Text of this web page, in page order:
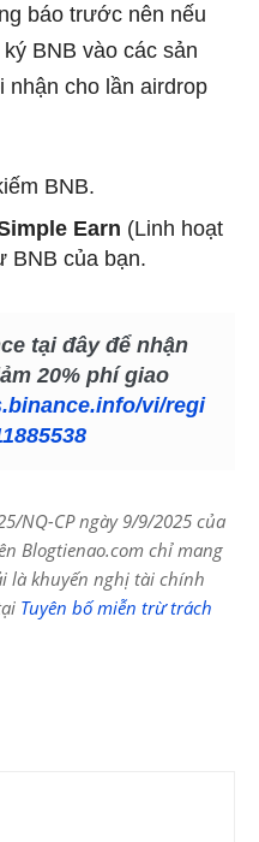
báo trước nên nếu
BNB vào các sản
nhận cho lần airdrop
BNB.
Earn (Linh hoạt
BNB của bạn.
tại đây để nhận
20% phí giao
vi/regi
NQ-CP ngày 9/9/2025 của
Blogtienao.com chỉ mang
là khuyến nghị tài chính
Tuyên bố miễn trừ trách